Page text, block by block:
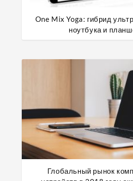
One Mix Yoga: гибрид
ноутбука и
Глобальный рынок